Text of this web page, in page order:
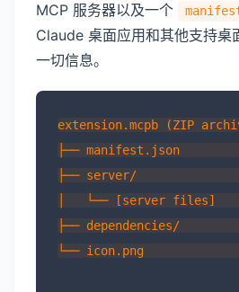
MCP 服务器以及一个
Claude 桌面应用和其他支持桌
一切信息。
extension.mcpb (ZIP
├── manifest.json         #
├── server/               #
│   └── [server files]
├── dependencies/
└── icon.png              #